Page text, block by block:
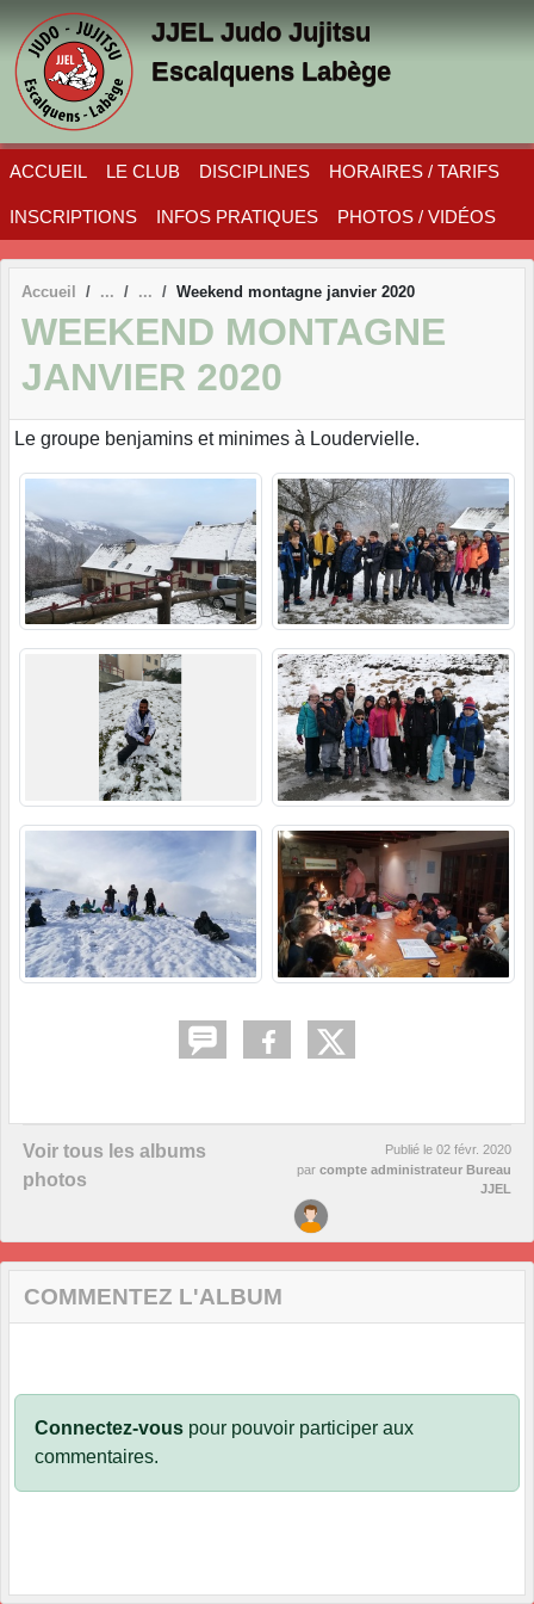
JJEL Judo Jujitsu
Escalquens Labège
ACCUEIL LE CLUB DISCIPLINES HORAIRES / TARIFS
INSCRIPTIONS INFOS PRATIQUES PHOTOS / VIDÉOS
Accueil Weekend montagne janvier 2020
WEEKEND MONTAGNE
JANVIER 2020
Le groupe benjamins et minimes à Loudervielle.
Voir tous les albums
photos
Publié le 02 févr. 2020
par compte administrateur Bureau
JJEL
COMMENTEZ L'ALBUM
Connectez-vous pour pouvoir participer aux
commentaires.
Panneau de gestion des cookies